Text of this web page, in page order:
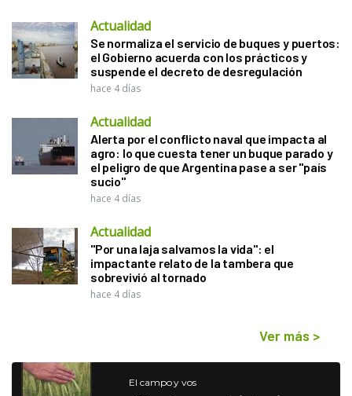
Actualidad
Se normaliza el servicio de buques y puertos:
el Gobierno acuerda con los prácticos y
suspende el decreto de desregulación
hace 4 días
Actualidad
Alerta por el conflicto naval que impacta al
agro: lo que cuesta tener un buque parado y
el peligro de que Argentina pase a ser "país
sucio"
hace 4 días
Actualidad
"Por una laja salvamos la vida": el
impactante relato de la tambera que
sobrevivió al tornado
hace 4 días
Ver más >
El campo y vos